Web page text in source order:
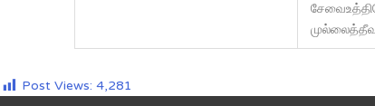
Post Views: 4,281